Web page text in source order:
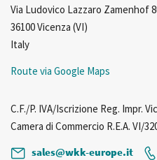
Via Ludovico Lazzaro Zamenhof
36100 Vicenza (VI)
Italy
Route via Google Maps
C.F./P. IVA/Iscrizione Reg. Impr.
Camera di Commercio R.E.A. VI/
sales@wkk-europe.it